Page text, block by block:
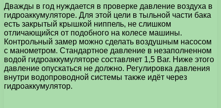
Дважды в год нуждается в проверке давление воздуха в
гидроаккумуляторе. Для этой цели в тыльной части бака
есть закрытый крышкой ниппель, не слишком
отличающийся от подобного на колесе машины.
Контрольный замер можно сделать воздушным насосом
с манометром. Стандартное давление в незаполненном
водой гидроаккумуляторе составляет 1,5 Bar. Ниже этого
давление опускаться не должно. Регулировка давления
внутри водопроводной системы также идёт через
гидроаккумулятор.